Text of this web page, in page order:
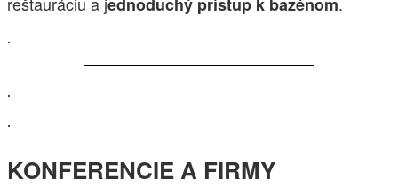
.
.
.
KONFERENCIE A FIRMY